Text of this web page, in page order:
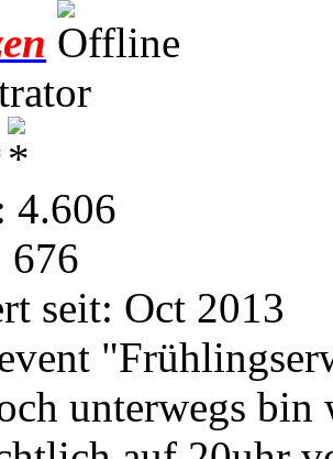
4.606
676
seit: Oct 2013
unterwegs